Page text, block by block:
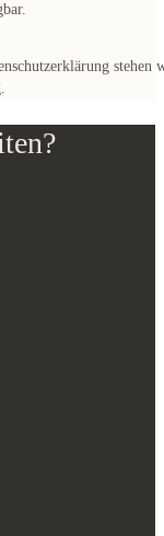
stehen